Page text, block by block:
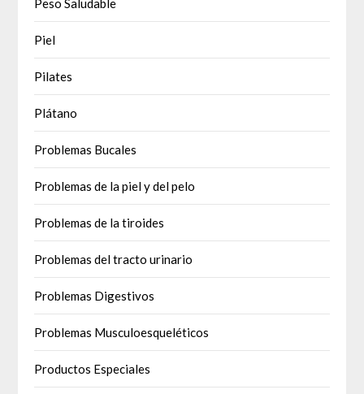
Peso Saludable
Piel
Pilates
Plátano
Problemas Bucales
Problemas de la piel y del pelo
Problemas de la tiroides
Problemas del tracto urinario
Problemas Digestivos
Problemas Musculoesqueléticos
Productos Especiales